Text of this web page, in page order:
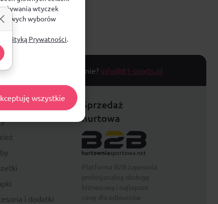
Masz pytanie? info@81-sports.pl
i dodatki
Sprzedaż
hurtowa
używania wtyczek
wyborów
Polityką Prywatności.
wszystkie